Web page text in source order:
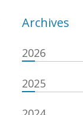
Archives
2026
2025